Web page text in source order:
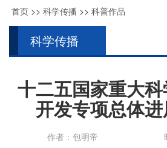
navigation
首页 >> 科学传播 >> 科普作品
科学传播
十二五国家重大
开发专项总体
作者：包明帝